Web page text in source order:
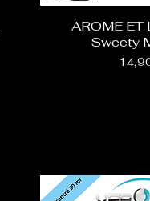
AROME ET
Sweety
Prix